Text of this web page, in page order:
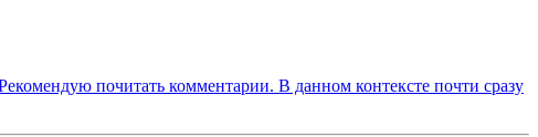
почитать комментарии. В данном контексте почти сразу